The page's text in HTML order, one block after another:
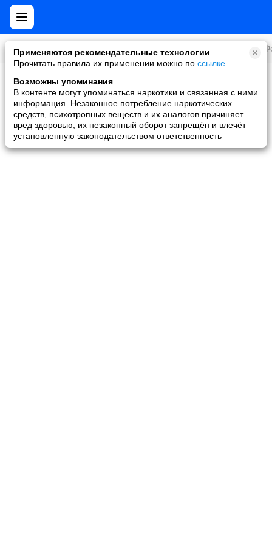
Все игры
Применяются рекомендательные технологии
Прочитать правила их применении можно по ссылке
Возможны упоминания
В контенте могут упоминаться наркотики и связанная с ними
информация. Незаконное потребление наркотических
средств, психотропных веществ и их аналогов причиняет
вред здоровью, их незаконный оборот запрещён и влечёт
установленную законодательством ответственность
Скидки и акции
Ни одной игры не найдено